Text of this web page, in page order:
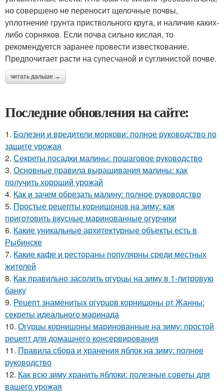
но совершено не переносит щелочные почвы,
уплотнение грунта приствольного круга, и наличие каких-
либо сорняков. Если почва сильно кислая, то
рекомендуется заранее провести известкование.
Предпочитает расти на супесчаной и суглинистой почве.
читать дальше →
Последние обновления на сайте:
1. Болезни и вредители моркови: полное руководство по
защите урожая
2. Секреты посадки малины: пошаговое руководство
3. Основные правила выращивания малины: как
получить хороший урожай
4. Как и зачем обрезать малину: полное руководство
5. Простые рецепты корнишонов на зиму: как
приготовить вкусные маринованные огурчики
6. Какие уникальные архитектурные объекты есть в
Рыбинске
7. Какие кафе и рестораны популярны среди местных
жителей
8. Как правильно засолить огурцы на зиму в 1-литровую
банку
9. Рецепт знаменитых огурцов корнишоны от Жанны:
секреты идеального маринада
10. Огурцы корнишоны маринованные на зиму: простой
рецепт для домашнего консервирования
11. Правила сбора и хранения яблок на зиму: полное
руководство
12. Как всю зиму хранить яблоки: полезные советы для
вашего урожая